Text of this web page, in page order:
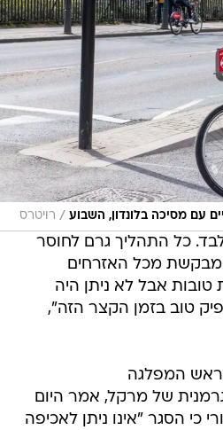
עם מסיכה בלונדון, השבוע / רויטרס
כל התהליך גרם לחוסר
מבקשת מכל האזרחים
טובות אבל לא ניתן היה
טוב בזמן הקצר הזה",
המפלגה
של מרקל, אמר היום
כי הסגר "אינו ניתן לאכיפה